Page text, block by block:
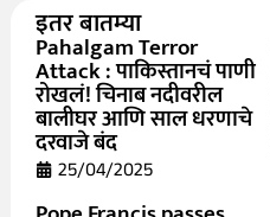
इतर बातम्या
Pahalgam Terror
Attack : पाकिस्तानचं पाणी
रोखलं! चिनाब नदीवरील
बालीघर आणि साल धरणाचे
दरवाजे बंद
25/04/2025